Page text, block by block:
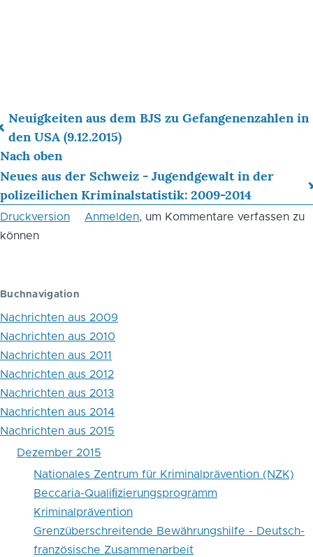
Links
für
das
Blättern
im
Aktuelle
Analyse
zur
Straffälligkeit
von
Kriegsveteranen
in
den
USA:
Eine
Studie
Neuigkeiten aus dem BJS zu Gefangenenzahlen in
den USA (9.12.2015)
Nach oben
Neues aus der Schweiz - Jugendgewalt in der
polizeilichen Kriminalstatistik: 2009-2014
Druckversion Anmelden, um Kommentare verfassen zu
können
Buchnavigation
Nachrichten aus 2009
Nachrichten aus 2010
Nachrichten aus 2011
Nachrichten aus 2012
Nachrichten aus 2013
Nachrichten aus 2014
Nachrichten aus 2015
Dezember 2015
Nationales Zentrum für Kriminalprävention (NZK)
Beccaria-Qualiﬁzierungsprogramm
Kriminalprävention
Grenzüberschreitende Bewährungshilfe - Deutsch-
französische Zusammenarbeit